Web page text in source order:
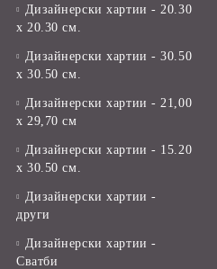
Дизайнерски хартии - 20.30
х 20.30 см.
Дизайнерски хартии - 30.50
х 30.50 см.
Дизайнерски хартии - 21,00
х 29,70 см
Дизайнерски хартии - 15.20
x 30.50 см.
Дизайнерски хартии -
други
Дизайнерски хартии -
Сватби